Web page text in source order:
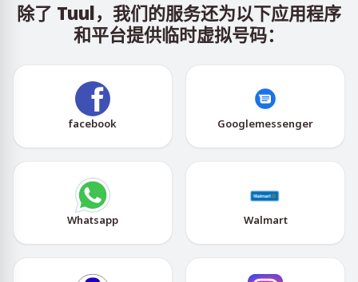
除了 Tuul，我们的服务还为以下应用程序
和平台提供临时虚拟号码：
facebook Googlemessenger
Whatsapp Walmart